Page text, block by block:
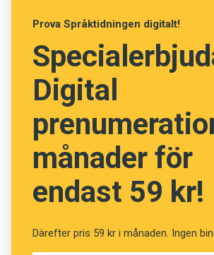
Fråga13av24
Additament
Tillägg
Tämjning
Stödstrumpa
Spatserkäpp
Prova Språktidningen digitalt!
Digital
månader för
endast 59 kr!
Därefter pris 59 kr i månaden. Ingen